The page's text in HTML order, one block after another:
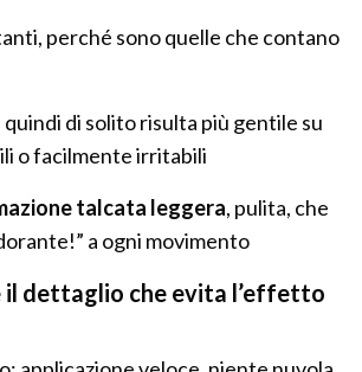
perché sono quelle che contano
quindi di solito risulta più gentile su
o facilmente irritabili
talcata leggera, pulita, che
a ogni movimento
il dettaglio che evita l’effetto